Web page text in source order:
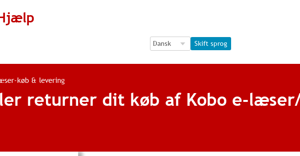
Language Selection
Language Selection
Skift sprog
køb & levering
returner dit køb af Kobo e-